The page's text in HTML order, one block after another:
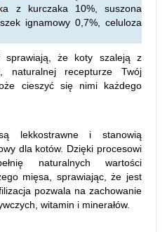
z kurczaka 10%, suszona
ignamowy 0,7%, celuloza
sprawiają, że koty szaleją z
naturalnej recepturze Twój
cieszyć się nimi każdego
lekkostrawne i stanowią
dla kotów. Dzięki procesowi
naturalnych wartości
mięsa, sprawiając, że jest
pozwala na zachowanie
witamin i minerałów.